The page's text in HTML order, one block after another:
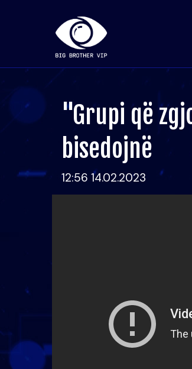
"Grupi që
bisedojnë
12:56 14.02.2023